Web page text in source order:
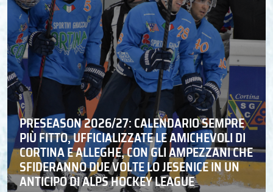
PRESEASON 2026/27: CALENDARIO SEMPRE
PIÙ FITTO, UFFICIALIZZATE LE AMICHEVOLI DI
CORTINA E ALLEGHE, CON GLI AMPEZZANI CHE
SFIDERANNO DUE VOLTE LO JESENICE IN UN
ANTICIPO DI ALPS HOCKEY LEAGUE